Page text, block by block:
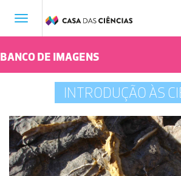
Toggle
BANCO DE IMAGENS
INTRODUÇÃO ÀS